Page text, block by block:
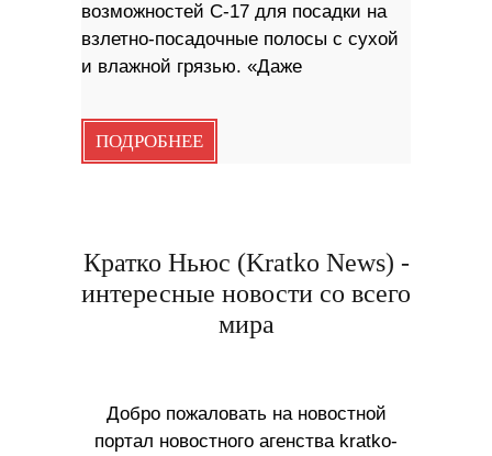
возможностей C-17 для посадки на
взлетно-посадочные полосы с сухой
и влажной грязью. «Даже
ПОДРОБНЕЕ
Кратко Ньюс (Kratko News) -
интересные новости со всего
мира
Добро пожаловать на новостной
портал новостного агенства kratko-